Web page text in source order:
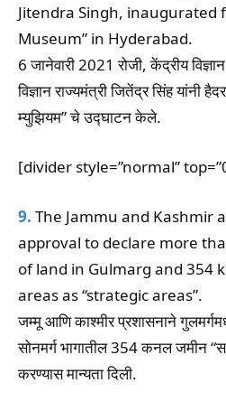
Jitendra Singh, inaugurated
Museum” in Hyderabad.
6 जानेवारी 2021 रोजी, केंद्रीय
विज्ञान राज्यमंत्री जितेंद्र सिंह यांनी
म्युझियम” चे उद्घाटन केले.
[divider style=”normal”
9. The Jammu and Kashmir
approval to declare more
of land in Gulmarg and 354
areas as “strategic areas”.
जम्मू आणि काश्मीर प्रशासनाने
सोनमर्ग भागातील 354 कनल जमीन
करण्यास मान्यता दिली.